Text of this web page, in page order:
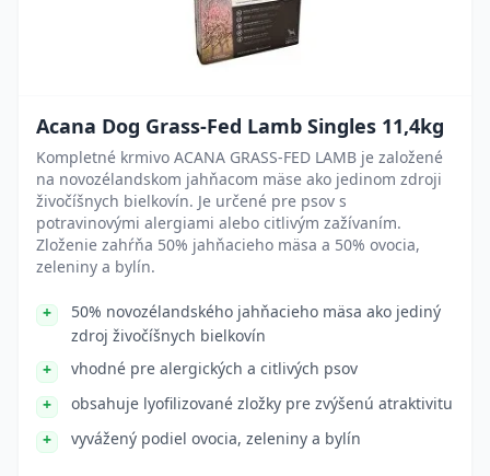
Acana Dog Grass-Fed Lamb Singles 11,4kg
Kompletné krmivo ACANA GRASS-FED LAMB je založené
na novozélandskom jahňacom mäse ako jedinom zdroji
živočíšnych bielkovín. Je určené pre psov s
potravinovými alergiami alebo citlivým zažívaním.
Zloženie zahŕňa 50% jahňacieho mäsa a 50% ovocia,
zeleniny a bylín.
50% novozélandského jahňacieho mäsa ako jediný
zdroj živočíšnych bielkovín
vhodné pre alergických a citlivých psov
obsahuje lyofilizované zložky pre zvýšenú atraktivitu
vyvážený podiel ovocia, zeleniny a bylín